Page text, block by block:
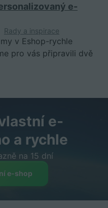
e-
Rady a inspirace
v Eshop-rychle
pro vás připravili dvě
e-
a rychle
na 15 dní
e-shop